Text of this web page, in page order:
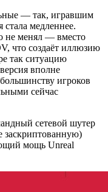
— так, игравшим
стала медленнее.
не менял — вместо
что создаёт иллюзию
так ситуацию
вполне
игроков
сейчас
сетевой шутер
мощь Unreal